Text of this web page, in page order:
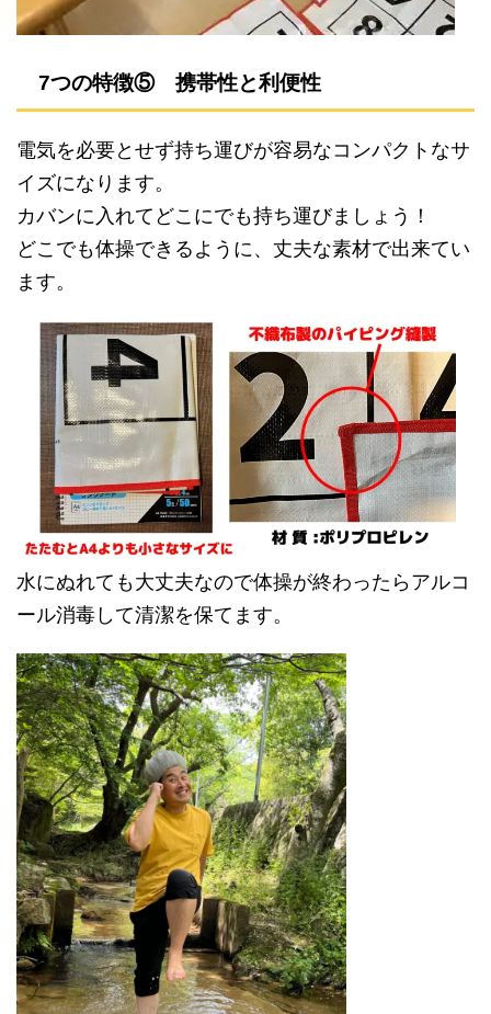
7つの特徴⑤ 携帯性と利便性
電気を必要とせず持ち運びが容易なコンパクトなサ
イズになります。
カバンに入れてどこにでも持ち運びましょう！
どこでも体操できるように、丈夫な素材で出来てい
ます。
水にぬれても大丈夫なので体操が終わったらアルコ
ール消毒して清潔を保てます。